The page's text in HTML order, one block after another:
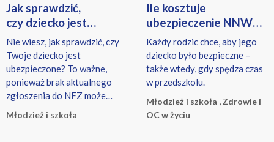
Jak sprawdzić,
czy dziecko jest
ubezpieczone?
Nie wiesz, jak sprawdzić, czy
Twoje dziecko jest
ubezpieczone? To ważne,
ponieważ brak aktualnego
zgłoszenia do NFZ może
oznaczać problemy z
Młodzież i szkoła
Ile kosztuje
ubezpieczenie NNW
dla dziecka? Cena,
zakres i porady dla
rodziców
przedszkolaków
Każdy rodzic chce, aby jego
dziecko było bezpieczne –
także wtedy, gdy spędza czas
w przedszkolu.
Młodzież i szkoła , Zdrowie i
OC w życiu